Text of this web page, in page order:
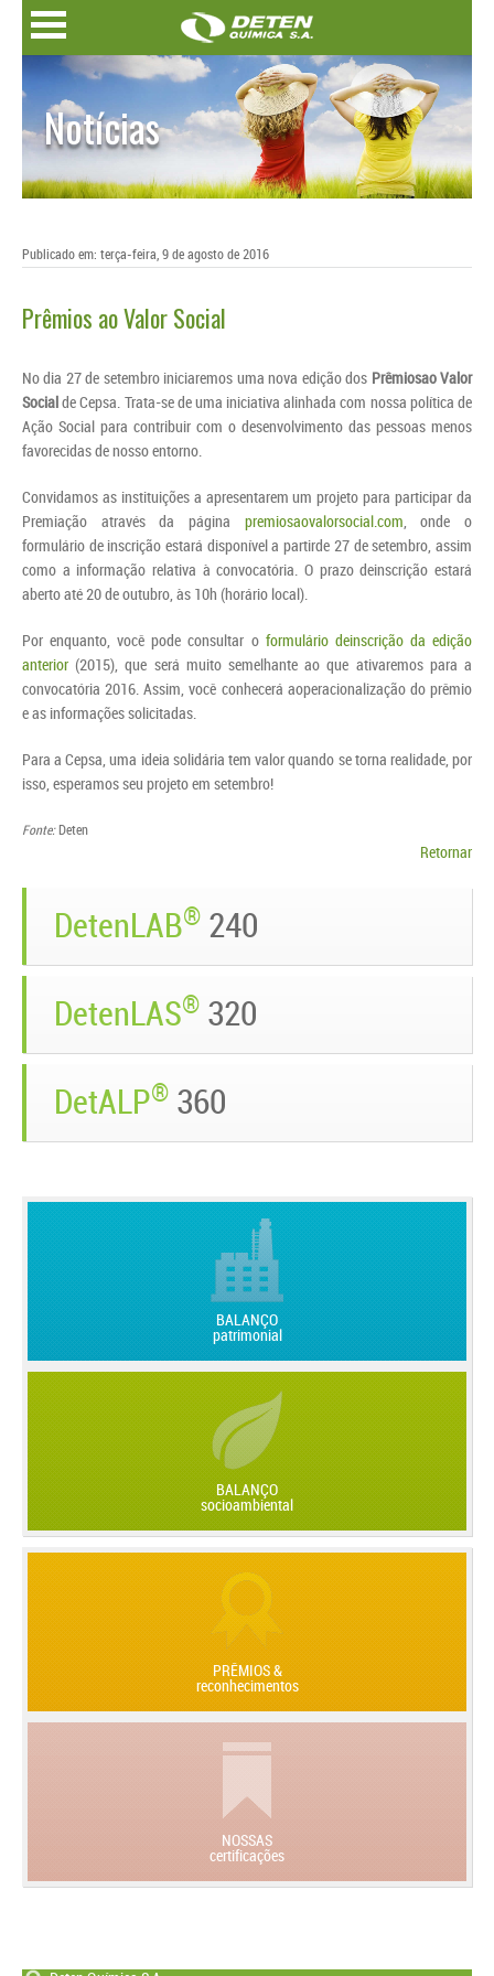
Notícias
Publicado em: terça-feira, 9 de agosto de 2016
Prêmios ao Valor Social
No dia 27 de setembro iniciaremos uma nova edição dos Prêmiosao Valor
Socialde Cepsa. Trata-se de uma iniciativa alinhada com nossa política de
Ação Social para contribuir com o desenvolvimento das pessoas menos
favorecidas de nosso entorno.
Convidamos as instituições a apresentarem um projeto para participar da
Premiação através da página premiosaovalorsocial.com, onde o
formulário de inscrição estará disponível a partirde 27 de setembro, assim
como a informação relativa à convocatória. O prazo deinscrição estará
aberto até 20 de outubro, às 10h (horário local).
Por enquanto, você pode consultar o formulário deinscrição da edição
anterior (2015), que será muito semelhante ao que ativaremos para a
convocatória 2016. Assim, você conhecerá aoperacionalização do prêmio
e as informações solicitadas.
Para a Cepsa, uma ideia solidária tem valor quando se torna realidade, por
isso, esperamos seu projeto em setembro!
Fonte:Deten
Retornar
DetenLAB® 240
DetenLAS® 320
DetALP® 360
BALANÇO
patrimonial
BALANÇO
socioambiental
PRÊMIOS &
reconhecimentos
NOSSAS
certificações